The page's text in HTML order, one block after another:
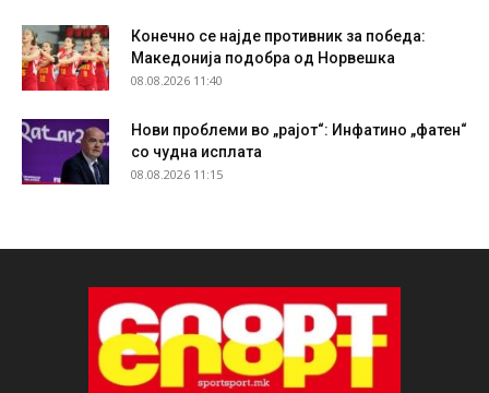
Конечно се најде противник за победа:
Македонија подобра од Норвешка
08.08.2026 11:40
Нови проблеми во „рајот“: Инфатино „фатен“
со чудна исплата
08.08.2026 11:15